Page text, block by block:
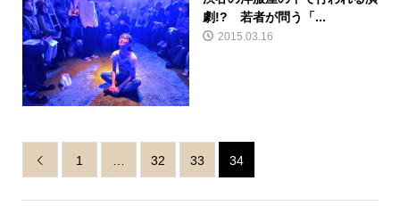
劇!? 若者が問う「...
2015.03.16
 1 32 33 34